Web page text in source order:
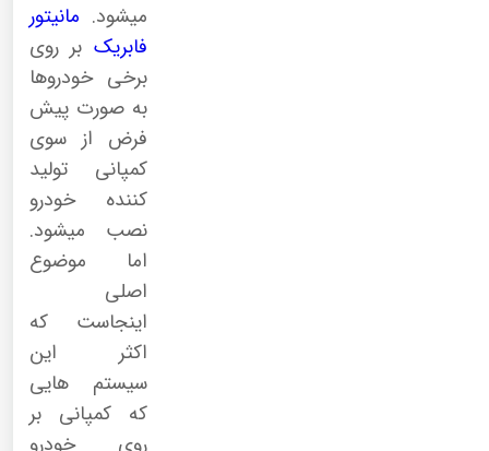
میشود. مانیتور
فابریک بر روی
برخی خودروها
به صورت پیش
فرض از سوی
کمپانی تولید
کننده خودرو
نصب میشود.
اما موضوع
اصلی
اینجاست که
اکثر این
سیستم هایی
که کمپانی بر
روی خودرو